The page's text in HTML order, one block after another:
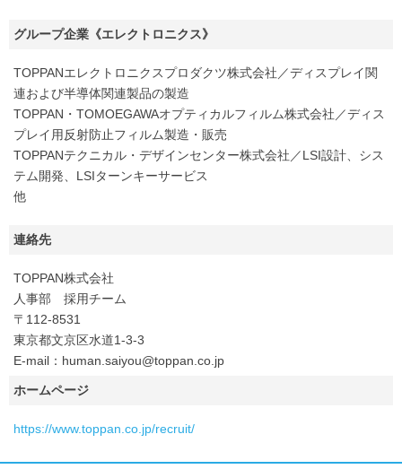
グループ企業《エレクトロニクス》
TOPPANエレクトロニクスプロダクツ株式会社／ディスプレイ関
連および半導体関連製品の製造
TOPPAN・TOMOEGAWAオプティカルフィルム株式会社／ディス
プレイ用反射防止フィルム製造・販売
TOPPANテクニカル・デザインセンター株式会社／LSI設計、シス
テム開発、LSIターンキーサービス
他
連絡先
TOPPAN株式会社
人事部 採用チーム
〒112-8531
東京都文京区水道1-3-3
E-mail：human.saiyou@toppan.co.jp
ホームページ
https://www.toppan.co.jp/recruit/